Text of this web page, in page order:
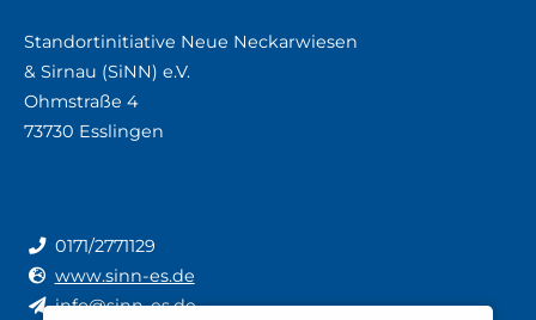
Standortinitiative Neue Neckarwiesen
& Sirnau (SiNN) e.V.
Ohmstraße 4
73730 Esslingen
0171/2771129
www.sinn-es.de
info@sinn-es.de